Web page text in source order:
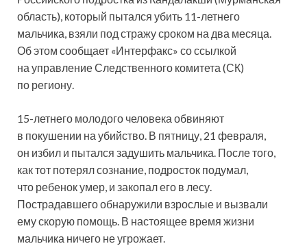
область), который пытался убить 11-летнего
мальчика, взяли под стражу сроком на два месяца.
Об этом сообщает «Интерфакс» со ссылкой
на управлениеСледственного комитета (СК)
по региону.
15-летнего молодого человека обвиняют
в покушении на убийство. В пятницу, 21 февраля,
он избил и пытался задушить мальчика. После того,
как тот потерял сознание, подросток подумал,
что ребенок умер, и закопал его в лесу.
Пострадавшего обнаружили взрослые и вызвали
ему скорую помощь. В настоящее время жизни
мальчика ничего не угрожает.